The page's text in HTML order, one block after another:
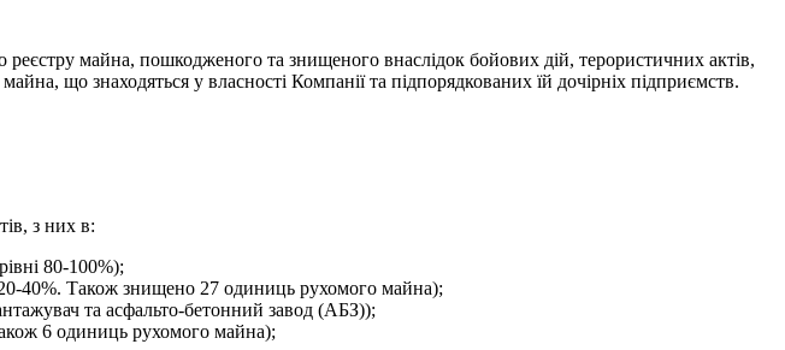
майна, пошкодженого та знищеного внаслідок бойових дій, терористичних актів,
що знаходяться у власності Компанії та підпорядкованих їй дочірніх підприємств.
з них в:
80-100%);
20-40%. Також знищено 27 одиниць рухомого майна);
та асфальто-бетонний завод (АБЗ));
6 одиниць рухомого майна);